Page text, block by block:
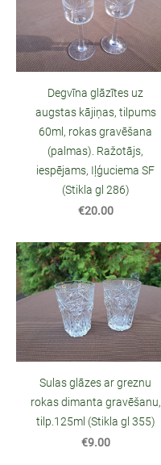
Degvīna glāzītes uz
augstas kājiņas, tilpums
60ml, rokas gravēšana
(palmas). Ražotājs,
iespējams, Iļģuciema SF
(Stikla gl 286)
€20.00
Sulas glāzes ar greznu
rokas dimanta gravēšanu,
tilp.125ml (Stikla gl 355)
€9.00